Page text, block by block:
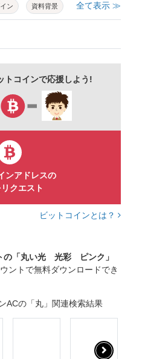
ン 資料背景
ゼントカード
全て表示 ≫
トコインで応援しよう!
ンアドレスの
クエスト
ビットコインとは？
の「丸い光 光彩 ピンク」
ウントで無料ダウンロードでき
ACの「丸」関連検索結果